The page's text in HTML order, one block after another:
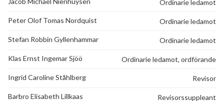
Ordinarie ledamot
Peter Olof Tomas Nordquist Ordinarie ledamot
Stefan Robbin Gyllenhammar Ordinarie ledamot
Klas Ernst Ingemar Sjöö Ordinarie ledamot, ordförande
Ingrid Caroline Ståhlberg Revisor
Barbro Elisabeth Lillkaas Revisorssuppleant